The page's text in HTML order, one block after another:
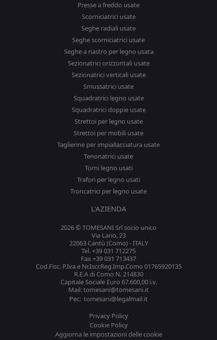
Presse a freddo usate
Scorniciatrici usate
Seghe radiali usate
Seghe scorniciatrici usate
Seghe a nastro per legno usata
Sezionatrici orizzontali usate
Sezionatrici verticali usate
Smussatrici usate
Squadratrici legno usate
Squadratrici doppie usate
Strettoi per legno usate
Strettoi per mobili usate
Taglierine per impiallacciatura usate
Tenonatrici usate
Torni legno usati
Trafori per legno usati
Troncatrici per legno usate
L'AZIENDA
2026 © TOMESANI Srl socio unico
Via Lario, 23
22063 Cantù (Como) - ITALY
Tel. +39 031 712275
Fax +39 031 713437
Cod.Fisc. P.Iva e Nr.Iscr.Reg.Imp.Como 01765920135
R.E.A di Como N. 214830
Capitale Sociale Euro 67.600,00 i.v.
Mail: tomesani@tomesani.it
Pec: tomesani@legalmail.it
Privacy Policy
Cookie Policy
Aggiorna le impostazioni delle cookie